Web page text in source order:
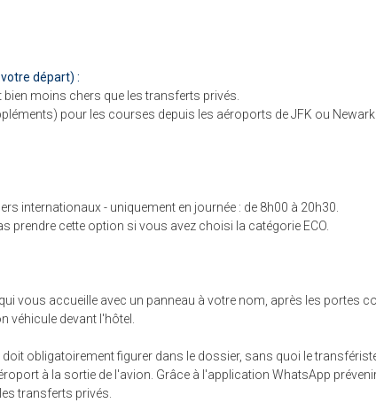
départ) :
moins chers que les transferts privés.
pour les courses depuis les aéroports de JFK ou
internationaux - uniquement en journée : de 8h00 à 20h30.
prendre cette option si vous avez choisi la catégorie ECO.
vous accueille avec un panneau à votre nom, après les portes
véhicule devant l'hôtel.
obligatoirement figurer dans le dossier, sans quoi le
à la sortie de l'avion. Grâce à l'application WhatsApp
transferts privés.